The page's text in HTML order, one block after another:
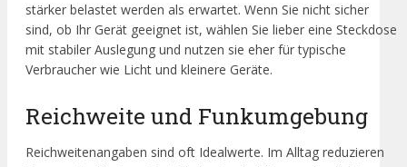
stärker belastet werden als erwartet. Wenn Sie nicht sicher
sind, ob Ihr Gerät geeignet ist, wählen Sie lieber eine Steckdose
mit stabiler Auslegung und nutzen sie eher für typische
Verbraucher wie Licht und kleinere Geräte.
Reichweite und Funkumgebung
Reichweitenangaben sind oft Idealwerte. Im Alltag reduzieren